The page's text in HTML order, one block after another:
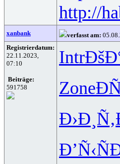
http://
xanbank verfasst am:
Registrierdatum:
22.11.2023,
07:10
Beiträge:
591758
Intr
Zone